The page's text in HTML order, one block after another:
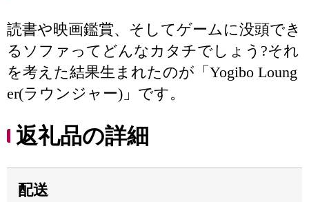
読書や映画鑑賞、そしてゲームに没頭でき
るソファってどんなカタチでしょう?それ
を考えた結果生まれたのが「Yogibo Loung
er(ラウンジャー)」です。
返礼品の詳細
配送